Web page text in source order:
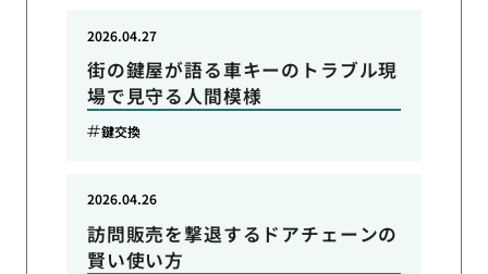
街の鍵屋が語る車キーのトラブル現
場で見守る人間模様
2026.04.27
鍵交換
訪問販売を撃退するドアチェーンの
賢い使い方
2026.04.26